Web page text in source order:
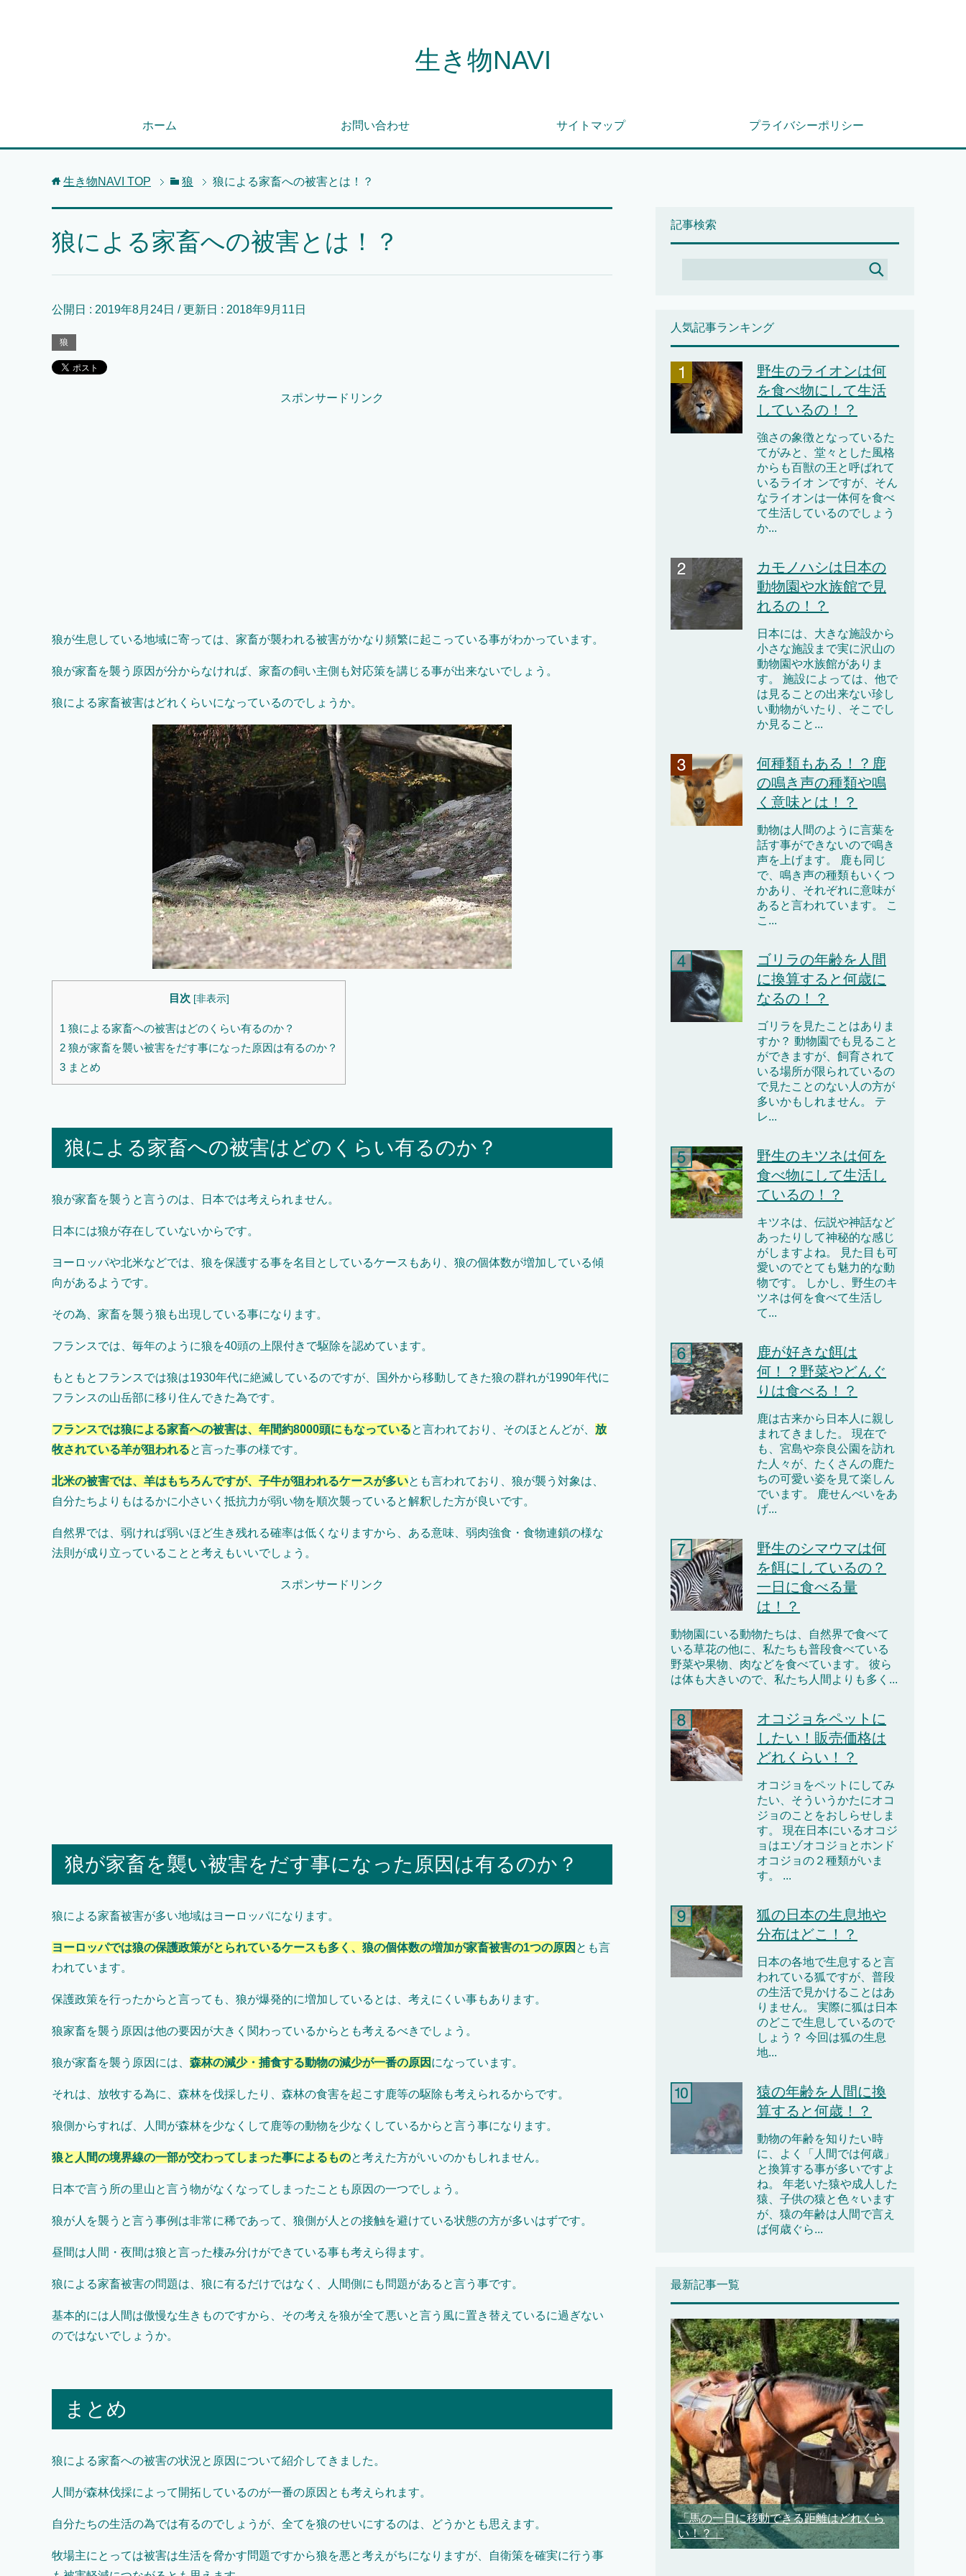
生き物NAVI
ホーム お問い合わせ サイトマップ プライバシーポリシー
生き物NAVI TOP 狼 狼による家畜への被害とは！？
狼による家畜への被害とは！？
公開日 : 2019年8月24日 / 更新日 : 2018年9月11日
狼
スポンサードリンク
狼が生息している地域に寄っては、家畜が襲われる被害がかなり頻繁に起こっている事がわかっています。
狼が家畜を襲う原因が分からなければ、家畜の飼い主側も対応策を講じる事が出来ないでしょう。
狼による家畜被害はどれくらいになっているのでしょうか。
目次 [非表示]
1 狼による家畜への被害はどのくらい有るのか？
2 狼が家畜を襲い被害をだす事になった原因は有るのか？
3 まとめ
狼による家畜への被害はどのくらい有るのか？
狼が家畜を襲うと言うのは、日本では考えられません。
日本には狼が存在していないからです。
ヨーロッパや北米などでは、狼を保護する事を名目としているケースもあり、狼の個体数が増加している傾
向があるようです。
その為、家畜を襲う狼も出現している事になります。
フランスでは、毎年のように狼を40頭の上限付きで駆除を認めています。
もともとフランスでは狼は1930年代に絶滅しているのですが、国外から移動してきた狼の群れが1990年代に
フランスの山岳部に移り住んできた為です。
フランスでは狼による家畜への被害は、年間約8000頭にもなっていると言われており、そのほとんどが、 放
牧されている羊が狙われると言った事の様です。
北米の被害では、羊はもちろんですが、子牛が狙われるケースが多いとも言われており、狼が襲う対象は、
自分たちよりもはるかに小さいく抵抗力が弱い物を順次襲っていると解釈した方が良いです。
自然界では、弱ければ弱いほど生き残れる確率は低くなりますから、ある意味、弱肉強食・食物連鎖の様な
法則が成り立っていることと考えもいいでしょう。
スポンサードリンク
狼が家畜を襲い被害をだす事になった原因は有るのか？
狼による家畜被害が多い地域はヨーロッパになります。
ヨーロッパでは狼の保護政策がとられているケースも多く、狼の個体数の増加が家畜被害の1つの原因 とも言
われています。
保護政策を行ったからと言っても、狼が爆発的に増加しているとは、考えにくい事もあります。
狼家畜を襲う原因は他の要因が大きく関わっているからとも考えるべきでしょう。
狼が家畜を襲う原因には、 森林の減少・捕食する動物の減少が一番の原因 になっています。
それは、放牧する為に、森林を伐採したり、森林の食害を起こす鹿等の駆除も考えられるからです。
狼側からすれば、人間が森林を少なくして鹿等の動物を少なくしているからと言う事になります。
狼と人間の境界線の一部が交わってしまった事によるものと考えた方がいいのかもしれません。
日本で言う所の里山と言う物がなくなってしまったことも原因の一つでしょう。
狼が人を襲うと言う事例は非常に稀であって、狼側が人との接触を避けている状態の方が多いはずです。
昼間は人間・夜間は狼と言った棲み分けができている事も考えら得ます。
狼による家畜被害の問題は、狼に有るだけではなく、人間側にも問題があると言う事です。
基本的には人間は傲慢な生きものですから、その考えを狼が全て悪いと言う風に置き替えているに過ぎない
のではないでしょうか。
まとめ
狼による家畜への被害の状況と原因について紹介してきました。
人間が森林伐採によって開拓しているのが一番の原因とも考えられます。
自分たちの生活の為では有るのでしょうが、全てを狼のせいにするのは、どうかとも思えます。
牧場主にとっては被害は生活を脅かす問題ですから狼を悪と考えがちになりますが、自衛策を確実に行う事
記事検索
人気記事ランキング
野生のライオンは何
を食べ物にして生活
しているの！？
強さの象徴となっているた
てがみと、堂々とした風格
からも百獣の王と呼ばれて
いるライオ ンですが、そん
なライオンは一体何を食べ
て生活しているのでしょう
か...
カモノハシは日本の
動物園や水族館で見
れるの！？
日本には、大きな施設から
小さな施設まで実に沢山の
動物園や水族館がありま
す。 施設によっては、他で
は見ることの出来ない珍し
い動物がいたり、そこでし
か見ること...
何種類もある！？鹿
の鳴き声の種類や鳴
く意味とは！？
動物は人間のように言葉を
話す事ができないので鳴き
声を上げます。 鹿も同じ
で、鳴き声の種類もいくつ
かあり、それぞれに意味が
あると言われています。 こ
こ...
ゴリラの年齢を人間
に換算すると何歳に
なるの！？
ゴリラを見たことはありま
すか？ 動物園でも見ること
ができますが、飼育されて
いる場所が限られているの
で見たことのない人の方が
多いかもしれません。 テ
レ...
野生のキツネは何を
食べ物にして生活し
ているの！？
キツネは、伝説や神話など
あったりして神秘的な感じ
がしますよね。 見た目も可
愛いのでとても魅力的な動
物です。 しかし、野生のキ
ツネは何を食べて生活し
て...
鹿が好きな餌は
何！？野菜やどんぐ
りは食べる！？
鹿は古来から日本人に親し
まれてきました。 現在で
も、宮島や奈良公園を訪れ
た人々が、たくさんの鹿た
ちの可愛い姿を見て楽しん
でいます。 鹿せんべいをあ
げ...
野生のシマウマは何
を餌にしているの？
一日に食べる量
は！？
動物園にいる動物たちは、自然界で食べて
いる草花の他に、私たちも普段食べている
野菜や果物、肉などを食べています。 彼ら
は体も大きいので、私たち人間よりも多く...
オコジョをペットに
したい！販売価格は
どれくらい！？
オコジョをペットにしてみ
たい、そういうかたにオコ
ジョのことをおしらせしま
す。 現在日本にいるオコジ
ョはエゾオコジョとホンド
オコジョの２種類がいま
す。 ...
狐の日本の生息地や
分布はどこ！？
日本の各地で生息すると言
われている狐ですが、普段
の生活で見かけることはあ
りません。 実際に狐は日本
のどこで生息しているので
しょう？ 今回は狐の生息
地...
猿の年齢を人間に換
算すると何歳！？
動物の年齢を知りたい時
に、よく「人間では何歳」
と換算する事が多いですよ
ね。 年老いた猿や成人した
猿、子供の猿と色々います
が、猿の年齢は人間で言え
ば何歳ぐら...
最新記事一覧
「馬の一日に移動できる距離はどれくら
い！？」